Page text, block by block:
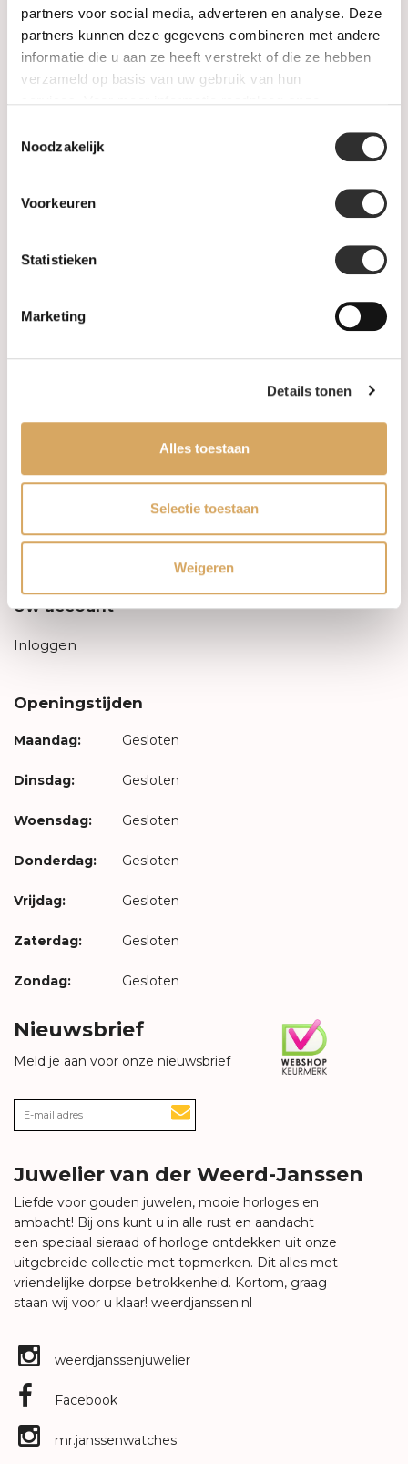
partners voor social media, adverteren en analyse. Deze
partners kunnen deze gegevens combineren met andere
informatie die u aan ze heeft verstrekt of die ze hebben
verzameld op basis van uw gebruik van hun
Noodzakelijk
Voorkeuren
Statistieken
Marketing
Details tonen
Alles toestaan
Selectie toestaan
Weigeren
Trouwringen
PRE-OWNED
Informatie
Leveringsvoorwaarden
Privacy Policy
Uw account
Inloggen
Openingstijden
Maandag: Gesloten
Dinsdag: Gesloten
Woensdag: Gesloten
Donderdag: Gesloten
Vrijdag: Gesloten
Zaterdag: Gesloten
Zondag: Gesloten
Nieuwsbrief
Meld je aan voor onze nieuwsbrief
Juwelier van der Weerd-Janssen
Liefde voor gouden juwelen, mooie horloges en
ambacht! Bij ons kunt u in alle rust en aandacht
een speciaal sieraad of horloge ontdekken uit onze
uitgebreide collectie met topmerken. Dit alles met
vriendelijke dorpse betrokkenheid. Kortom, graag
staan wij voor u klaar! weerdjanssen.nl
weerdjanssenjuwelier
Facebook
mr.janssenwatches